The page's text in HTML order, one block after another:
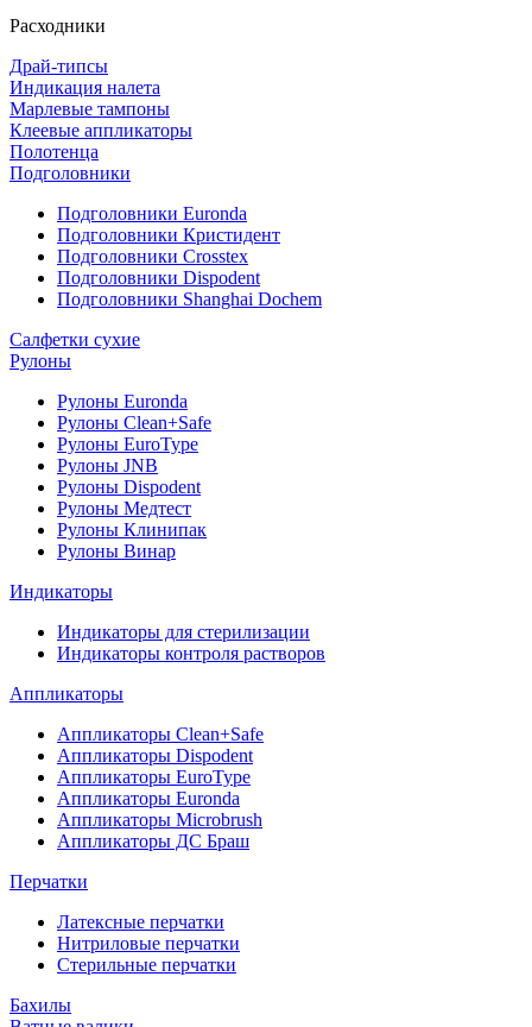
Расходники
Драй-типсы
Индикация налета
Марлевые тампоны
Клеевые аппликаторы
Полотенца
Подголовники
Подголовники Euronda
Подголовники Кристидент
Подголовники Crosstex
Подголовники Dispodent
Подголовники Shanghai Dochem
Салфетки сухие
Рулоны
Рулоны Euronda
Рулоны Clean+Safe
Рулоны EuroType
Рулоны JNB
Рулоны Dispodent
Рулоны Медтест
Рулоны Клинипак
Рулоны Винар
Индикаторы
Индикаторы для стерилизации
Индикаторы контроля растворов
Аппликаторы
Аппликаторы Clean+Safe
Аппликаторы Dispodent
Аппликаторы EuroType
Аппликаторы Euronda
Аппликаторы Microbrush
Аппликаторы ДС Браш
Перчатки
Латексные перчатки
Нитриловые перчатки
Стерильные перчатки
Бахилы